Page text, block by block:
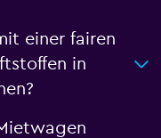
einer fairen
in